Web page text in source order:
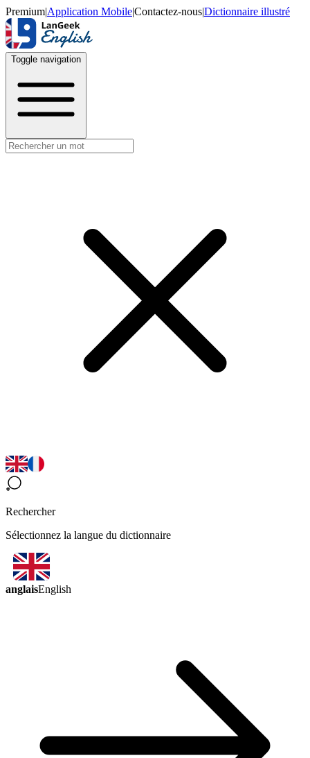
Premium|Application Mobile|Contactez-nous|Dictionnaire illustré
Toggle navigation
Rechercher
Sélectionnez la langue du dictionnaire
anglaisEnglish